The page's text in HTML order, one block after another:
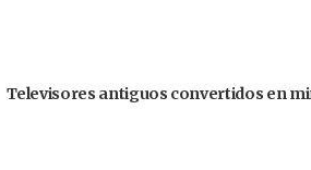
Televisores antiguos convertidos en